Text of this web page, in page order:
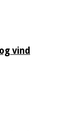
vind